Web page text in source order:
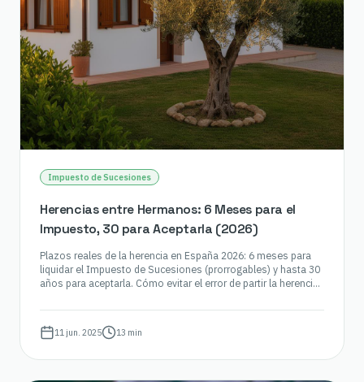
Impuesto de Sucesiones
Herencias entre Hermanos: 6 Meses para el
Impuesto, 30 para Aceptarla (2026)
Plazos reales de la herencia en España 2026: 6 meses para
liquidar el Impuesto de Sucesiones (prorrogables) y hasta 30
años para aceptarla. Cómo evitar el error de partir la herencia
11 jun. 2025 13 min